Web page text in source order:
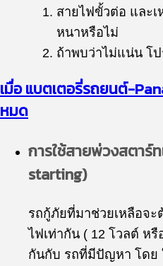
สายไฟขั้วต่อ และ
หนาหรือไม่
ถ้าพบว่าไม่แน่น โ
เมื่อ แบตเตอรี่รถยนต์-
หมด
การใช้สายพ่วงสตาร์
starting)
รถกู้ภัยที่มาช่วยเหลือจ
ไฟเท่ากัน ( 12 โวลต์ ห
กันกับ รถที่มีปัญหา โดย